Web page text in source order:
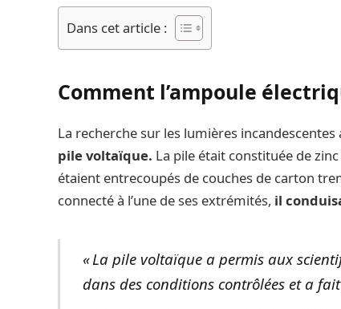
Dans cet article :
Comment l’ampoule
La recherche sur les lumières
pile voltaïque. La pile était constituée de
étaient entrecoupés de couches de carton
connecté à l’une de ses extrémités, il
« La pile voltaïque a permis aux
dans des conditions contrôlées et a